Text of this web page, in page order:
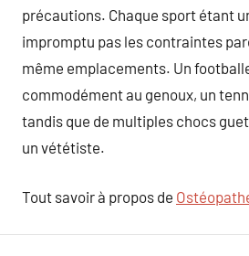
précautions. Chaque sport étant
impromptu pas les contraintes
même emplacements. Un
commodément au genoux, un
tandis que de multiples chocs
un vététiste.
Tout savoir à propos de